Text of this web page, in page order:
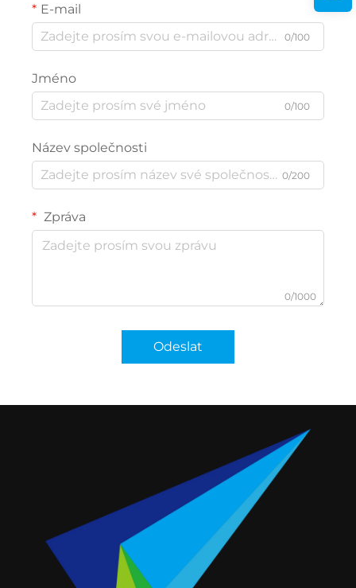
E-mail
0/100
Jméno
0/100
Název společnosti
0/200
Zpráva
0/1000
Odeslat